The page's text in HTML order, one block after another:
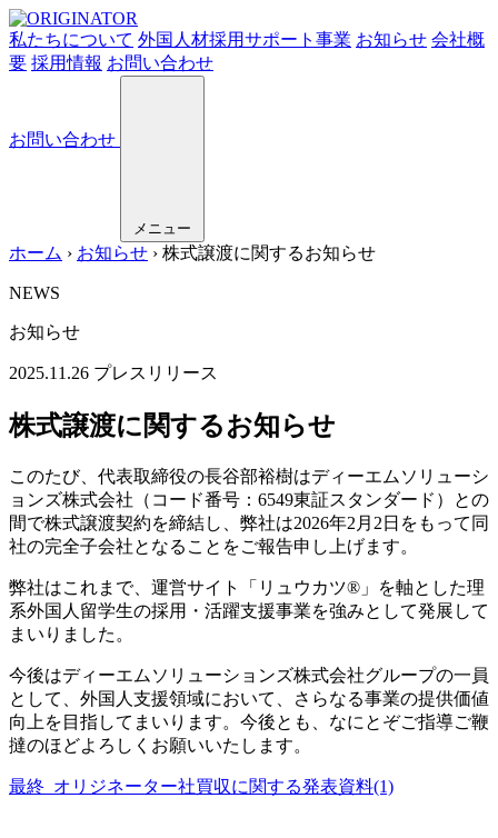
私たちについて 外国人材採用サポート事業 お知らせ 会社概
要 採用情報 お問い合わせ
お問い合わせ
メニュー
ホーム › お知らせ › 株式譲渡に関するお知らせ
NEWS
お知らせ
2025.11.26 プレスリリース
株式譲渡に関するお知らせ
このたび、代表取締役の長谷部裕樹はディーエムソリューシ
ョンズ株式会社（コード番号：6549東証スタンダード）との
間で株式譲渡契約を締結し、弊社は2026年2月2日をもって同
社の完全子会社となることをご報告申し上げます。
弊社はこれまで、運営サイト「リュウカツ®」を軸とした理
系外国人留学生の採用・活躍支援事業を強みとして発展して
まいりました。
今後はディーエムソリューションズ株式会社グループの一員
として、外国人支援領域において、さらなる事業の提供価値
向上を目指してまいります。今後とも、なにとぞご指導ご鞭
撻のほどよろしくお願いいたします。
最終_オリジネーター社買収に関する発表資料(1)